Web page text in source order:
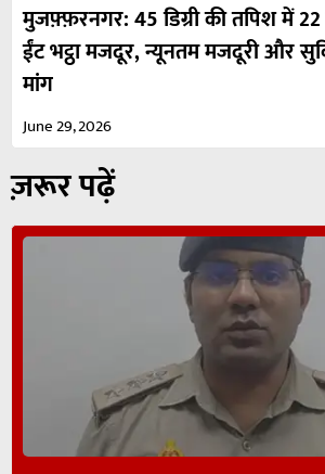
मुजफ़्फ़रनगर: 45 डिग्री की तपिश में
ईंट भट्ठा मजदूर, न्यूनतम मजदूरी और
मांग
June 29, 2026
ज़रूर पढ़ें